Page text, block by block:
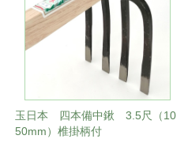
玉日本 四本備中鍬 3.5尺（10
50mm）椎掛柄付